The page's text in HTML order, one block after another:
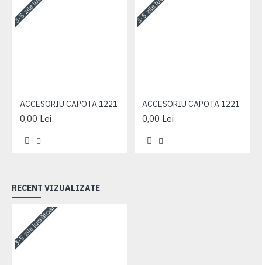
ACCESORIU CAPOTA 1221
0,00 Lei
ACCESORIU CAPOTA 1221
0,00 Lei
RECENT VIZUALIZATE
3-5 zile lucrătoare